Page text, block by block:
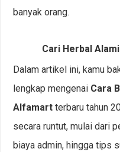
banyak orang.
Cari Herbal
Dalam artikel ini, kamu
lengkap mengenai Cara
Alfamart terbaru tahun
secara runtut, mulai dari
biaya admin, hingga tips